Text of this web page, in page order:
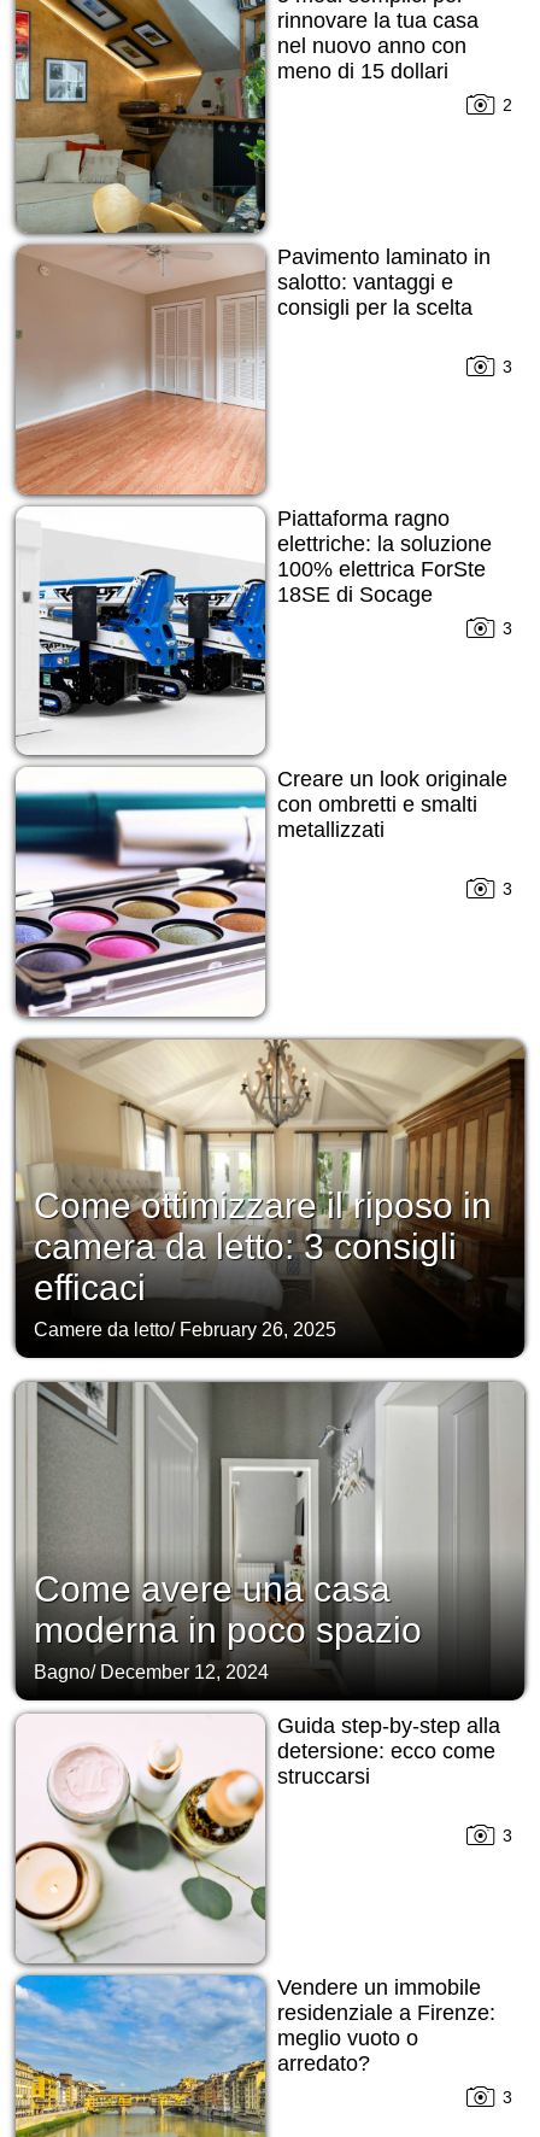
rinnovare la tua casa
nel nuovo anno con
meno di 15 dollari
2
Pavimento laminato in
salotto: vantaggi e
consigli per la scelta
3
Piattaforma ragno
elettriche: la soluzione
100% elettrica ForSte
18SE di Socage
3
Creare un look originale
con ombretti e smalti
metallizzati
3
Come ottimizzare il riposo in
camera da letto: 3 consigli
efficaci
Camere da letto/ February 26, 2025
Come avere una casa
moderna in poco spazio
Bagno/ December 12, 2024
Guida step-by-step alla
detersione: ecco come
struccarsi
3
Vendere un immobile
residenziale a Firenze:
meglio vuoto o
arredato?
3